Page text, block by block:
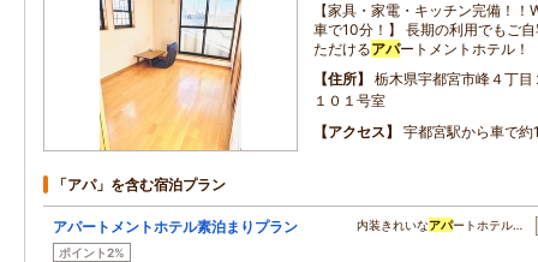
【家具・家電・キッチン完備！
車で10分！】 長期の利用でもご
ただけるアパートメントホテル！
住所
栃木県宇都宮市峰４丁
１０１号室
アクセス
宇都宮駅から車で約
「アパ」を含む宿泊プラン
アパートメントホテル素泊まりプラン
ポイント2%
内装きれいなアパートホテル…